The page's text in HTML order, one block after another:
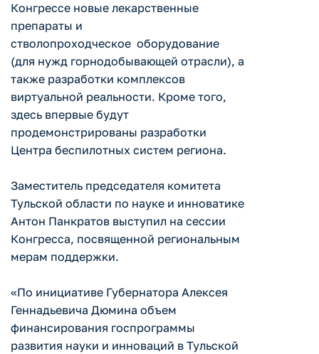
Конгрессе новые лекарственные
препараты и
стволопроходческое оборудование
(для нужд горнодобывающей отрасли), а
также разработки комплексов
виртуальной реальности. Кроме того,
здесь впервые будут
продемонстрированы разработки
Центра беспилотных систем региона.
Заместитель председателя комитета
Тульской области по науке и инноватике
Антон Панкратов выступил на сессии
Конгресса, посвященной региональным
мерам поддержки.
«По инициативе Губернатора Алексея
Геннадьевича Дюмина объем
финансирования госпрограммы
развития науки и инноваций в Тульской